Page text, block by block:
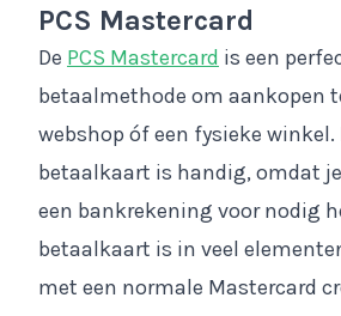
PCS Mastercard
De PCS Mastercard is een
betaalmethode om aankopen
webshop óf een fysieke winkel.
betaalkaart is handig, omdat
een bankrekening voor nodig
betaalkaart is in veel
met een normale Mastercard